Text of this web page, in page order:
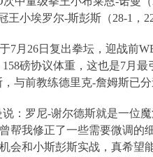
王小埃罗尔-斯彭斯（28-1 ，
7月 26日复出拳坛，迎战前
158磅协议体重，这也是7月最
，与前教练德里克-詹姆斯已
说：罗尼-谢尔德斯就是一位
帮我修正了一些需要微调的
会和小斯彭斯实战，真希望